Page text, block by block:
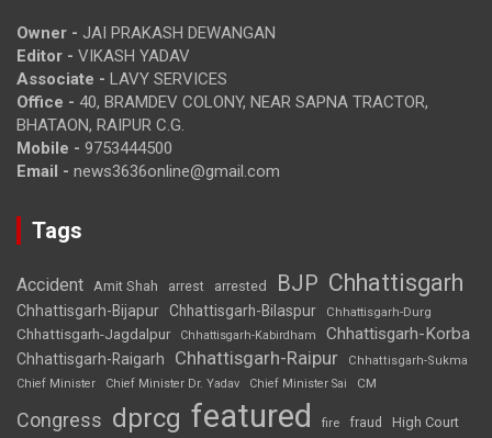
Owner - JAI PRAKASH DEWANGAN
Editor - VIKASH YADAV
Associate - LAVY SERVICES
Office - 40, BRAMDEV COLONY, NEAR SAPNA TRACTOR,
BHATAON, RAIPUR C.G.
Mobile - 9753444500
Email - news3636online@gmail.com
Tags
Accident Amit Shah arrest arrested BJP Chhattisgarh
Chhattisgarh-Bijapur Chhattisgarh-Bilaspur Chhattisgarh-Durg
Chhattisgarh-Jagdalpur Chhattisgarh-Kabirdham Chhattisgarh-Korba
Chhattisgarh-Raigarh Chhattisgarh-Raipur
Chhattisgarh-Sukma
Chief Minister
Chief Minister Dr. Yadav Chief Minister Sai CM
Congress dprcg featured fire fraud High Court